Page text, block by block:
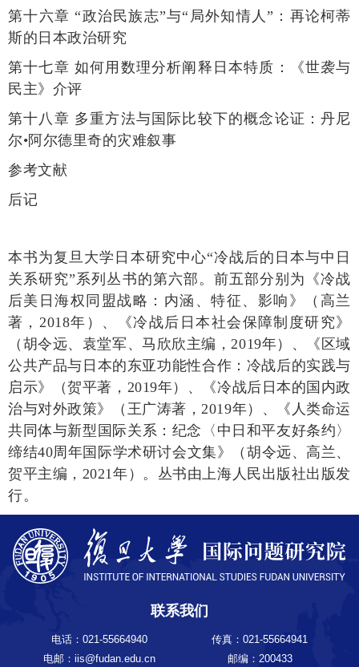
第十六章 “政治民族志”与“局外知情人”：再论柯蒂
斯的日本政治研究
第十七章 如何用数理分析阐释日本特质：《世袭与
民主》介评
第十八章 多重方法与国际比较下的概念论证：丹尼
尔•阿尔德里奇的灾难叙事
参考文献
后记
本书为复旦大学日本研究中心“冷战后的日本与中日
关系研究”系列丛书的第六部。 前五部分别为《冷战
后美日海权同盟战略： 内涵、特征、影响》（高兰
著，2018年）、《冷战后日本社会保障制度研究》
（胡令远、袁堂军、马欣欣主编，2019年）、《区域
公共产品与日本的东亚功能性合作： 冷战后的实践与
启示》（贺平著，2019年）、《冷战后日本的国内政
治与对外政策》（王广涛著，2019年）、《人类命运
共同体与新型国际关系： 纪念〈中日和平友好条约〉
缔结40周年国际学术研讨会文集》（胡令远、高兰、
贺平主编，2021年）。 丛书由上海人民出版社出版发
行。
联系我们
电话：021-55664940
传真：021-55664941
电邮：iis@fudan.edu.cn
邮编：200433